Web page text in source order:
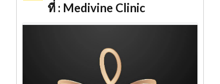
ที่ : Medivine Clinic